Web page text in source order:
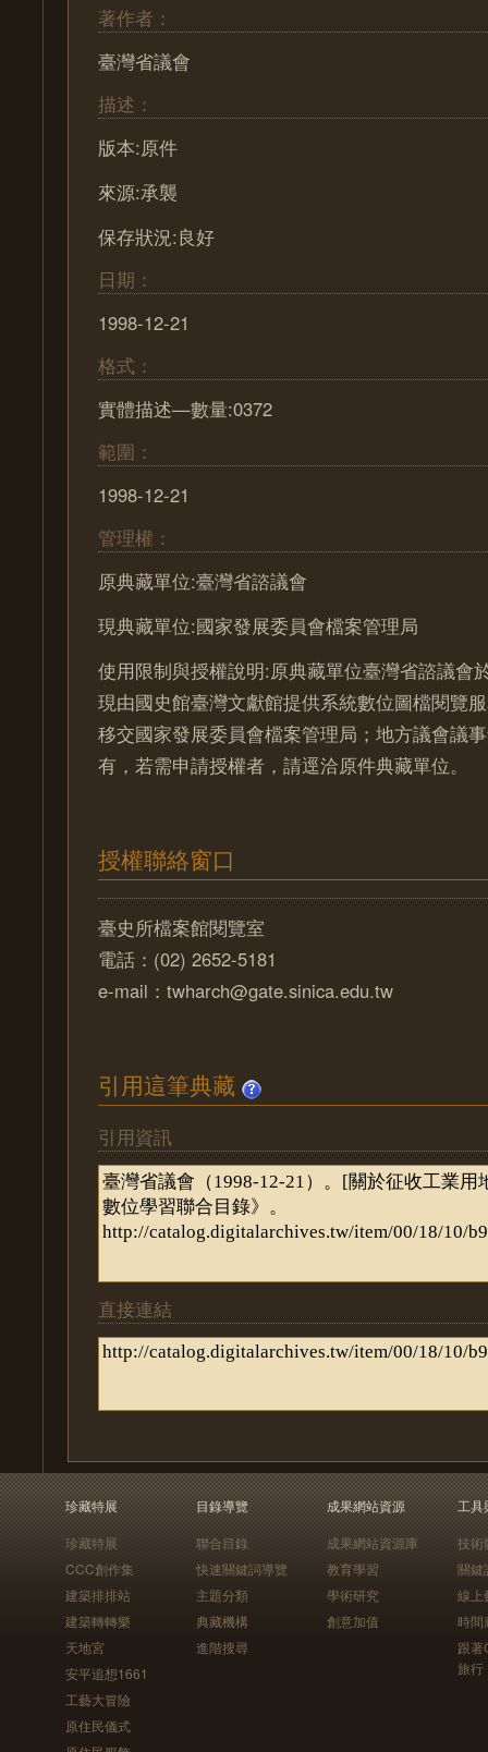
著作者：
臺灣省議會
描述：
版本:原件
來源:承襲
保存狀況:良好
日期：
1998-12-21
格式：
實體描述—數量:0372
範圍：
1998-12-21
管理權：
原典藏單位:臺灣省諮議會
現典藏單位:國家發展委員會檔案管理局
使用限制與授權說明:原典藏單位臺灣省諮議會
現由國史館臺灣文獻館提供系統數位圖檔閱覽
移交國家發展委員會檔案管理局；地方議會議
有，若需申請授權者，請逕洽原件典藏單位。
授權聯絡窗口
臺史所檔案館閱覽室
電話：(02) 2652-5181
e-mail：twharch@gate.sinica.edu.tw
引用這筆典藏
引用資訊
直接連結
珍藏特展
珍藏特展
CCC創作集
建築排排站
建築轉轉樂
天地宮
安平追想1661
工藝大冒險
原住民儀式
目錄導覽
聯合目錄
快速關鍵詞導覽
主題分類
典藏機構
進階搜尋
成果網站資源
成果網站資源庫
教育學習
學術研究
創意加值
工具
技術
關鍵
線上
時間
跟
旅行